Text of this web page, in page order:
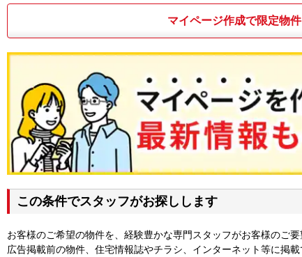
マイページ作成で限定物
この条件でスタッフがお探しします
お客様のご希望の物件を、経験豊かな専門スタッフがお客様のご要
広告掲載前の物件、住宅情報誌やチラシ、インターネット等に掲